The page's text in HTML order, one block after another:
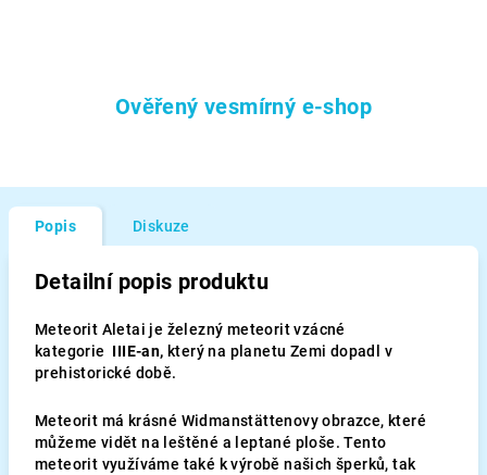
Ověřený vesmírný e-shop
Popis Diskuze
Detailní popis produktu
Meteorit Aletai je železný meteorit vzácné
kategorie IIIE-an, který na planetu Zemi dopadl v
prehistorické době.
Meteorit má krásné Widmanstättenovy obrazce, které
můžeme vidět na leštěné a leptané ploše. Tento
meteorit využíváme také k výrobě našich šperků, tak